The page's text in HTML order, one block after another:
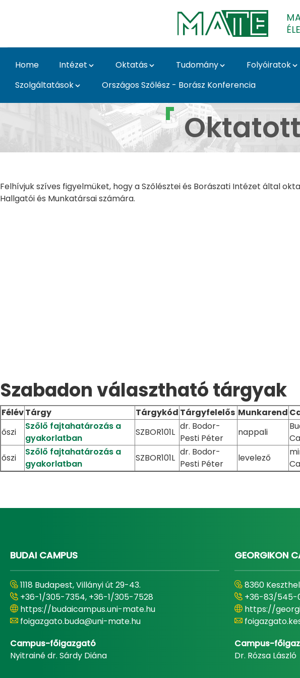
Home Intézet Oktatás Tudomány Folyóiratok
Szolgáltatások
Országos Szőlész - Borász Konferencia
Oktatott tantárgyak -
Felhívjuk szíves figyelmüket, hogy a Szőlésztei és Borászati Intézet által
Hallgatói és Munkatársai számára.
Szabadon választható tárgyak
FélévTárgy Tárgykód Tárgyfelelős Munkarend
őszi
Szőlő fajtahatározás a
gyakorlatban
SZBOR101L
dr. Bodor-
Pesti Péter
nappali
őszi
Szőlő fajtahatározás a
gyakorlatban
SZBOR101L
dr. Bodor-
Pesti Péter
levelező
BUDAI CAMPUS
1118 Budapest, Villányi út 29-43.
+36-1/305-7354, +36-1/305-7528
https://budaicampus.uni-mate.hu
foigazgato.buda@uni-mate.hu
Campus-főigazgató
Nyitrainé dr. Sárdy Diána
GEORGIKON
8360
+36-83/545-
https://
Campus-
Dr. Rózsa László